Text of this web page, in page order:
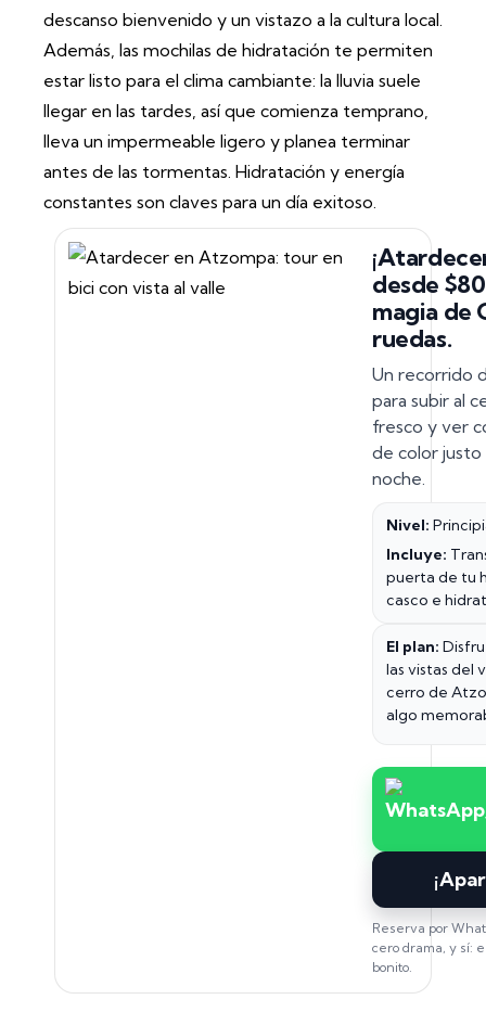
descanso bienvenido y un vistazo a la cultura local.
Además, las mochilas de hidratación te permiten
estar listo para el clima cambiante: la lluvia suele
llegar en las tardes, así que comienza temprano,
lleva un impermeable ligero y planea terminar
antes de las tormentas. Hidratación y energía
constantes son claves para un día exitoso.
desde
magia de
ruedas.
Un recorrido
para subir al
fresco y ver
de color justo
noche.
Nivel:
Incluye:
puerta de tu
casco e
El plan:
las vistas del
cerro de
algo
Reserva por
cero drama, y sí:
bonito.